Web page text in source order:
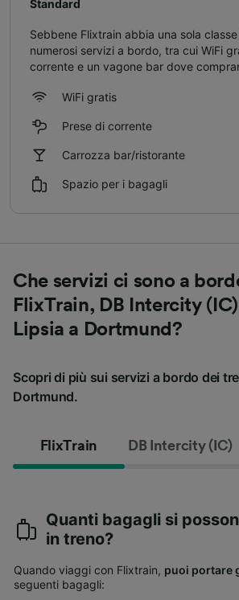
Standard
Sebbene Flixtrain abbia una sola
numerosi servizi a bordo, tra cui WiFi
corrente e un vagone bar dove
WiFi gratis
Prese di corrente
Carrozza bar/ristorante
Spazio per i bagagli
Che servizi ci sono a
FlixTrain, DB Intercity
Lipsia a Dortmund?
Scopri di più sui servizi a bordo dei
Dortmund.
FlixTrain DB Intercity (IC)
Quanti bagagli si
in treno?
Quando viaggi con Flixtrain, puoi portare
seguenti bagagli: